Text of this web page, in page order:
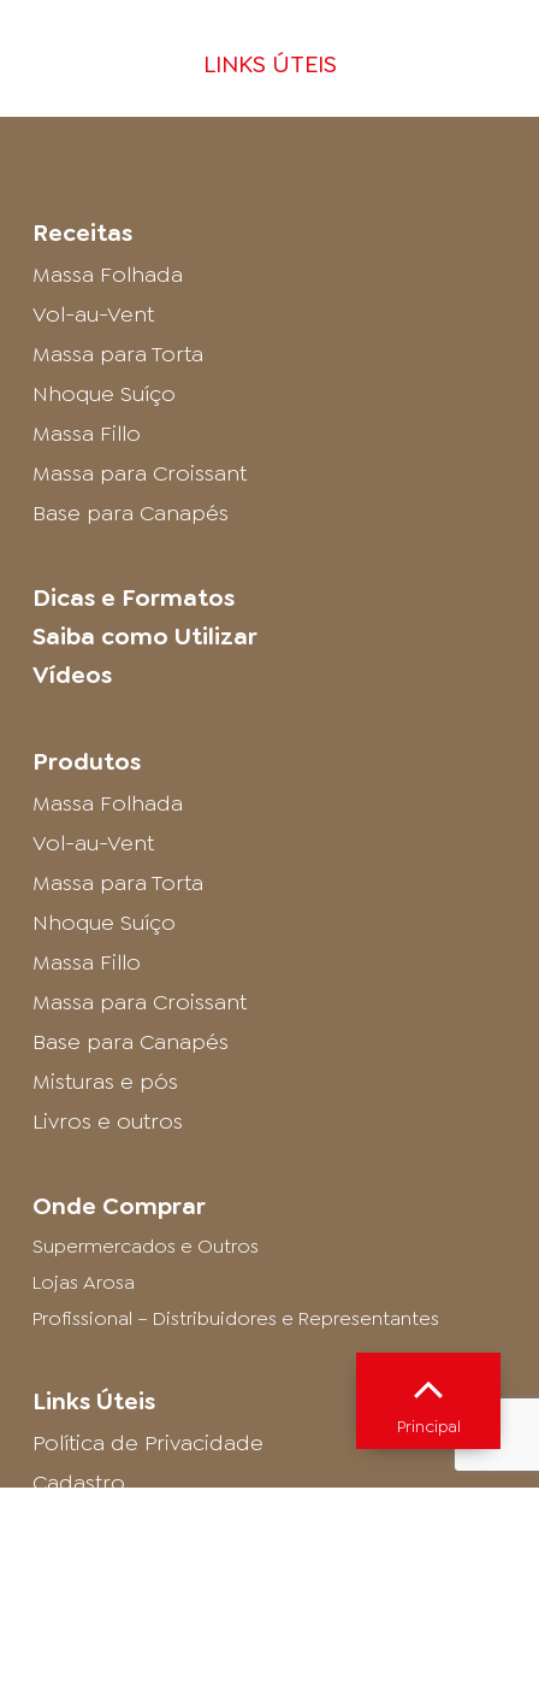
LINKS ÚTEIS
Receitas
Massa Folhada
Vol-au-Vent
Massa para Torta
Nhoque Suíço
Massa Fillo
Massa para Croissant
Base para Canapés
Dicas e Formatos
Saiba como Utilizar
Vídeos
Produtos
Massa Folhada
Vol-au-Vent
Massa para Torta
Nhoque Suíço
Massa Fillo
Massa para Croissant
Base para Canapés
Misturas e pós
Livros e outros
Onde Comprar
Supermercados e Outros
Lojas Arosa
Profissional – Distribuidores e Representantes
Links Úteis
Política de Privacidade
Cadastro
Principal